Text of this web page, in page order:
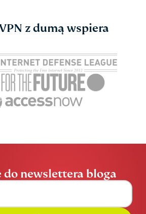
w
19 min.
pomaga
rodzicom
z dumą wspiera
do newslettera bloga